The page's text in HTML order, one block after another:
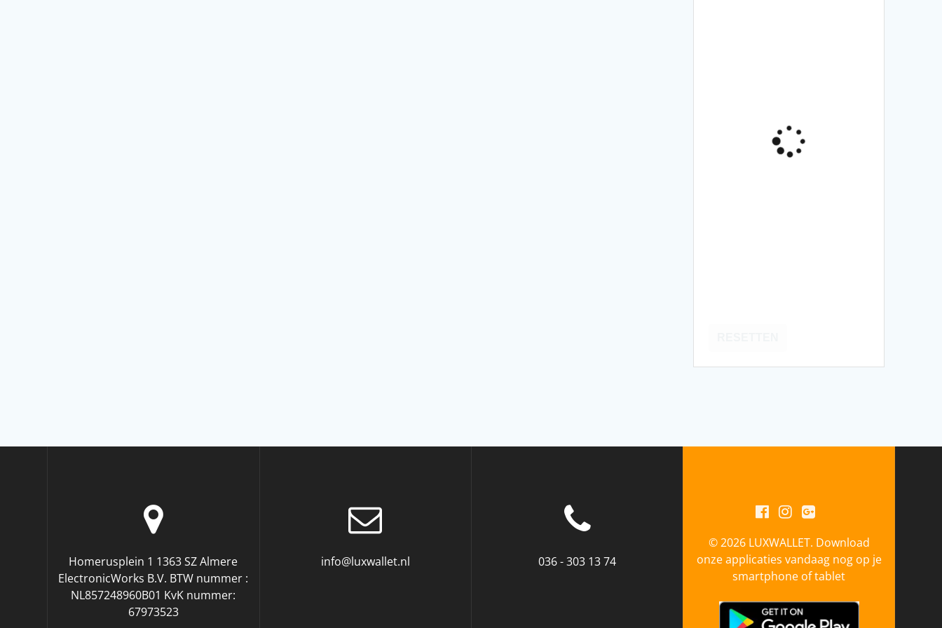
Homerusplein 1 1363 SZ Almere
ElectronicWorks B.V. BTW nummer :
NL857248960B01 KvK nummer:
67973523
info@luxwallet.nl 036 - 303 13 74
© 2026 LUXWALLET. Download
onze applicaties vandaag nog op je
smartphone of tablet